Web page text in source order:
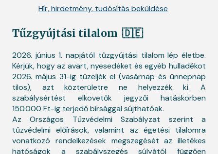
Hír, hirdetmény, tudósítás beküldése
Tűzgyújtási tilalom 🇩🇪
2026. június 1. napjától tűzgyújtási tilalom lép életbe.
Kérjük, hogy az avart, nyesedéket és egyéb hulladékot
2026. május 31-ig tüzeljék el (vasárnap és ünnepnap
tilos), azt közterületre ne helyezzék ki. A
szabálysértést elkövetők jegyzői hatáskörben
150.000 Ft-ig terjedő bírsággal sújthatóak.
Az Országos Tűzvédelmi Szabályzat szerint a
tűzvédelmi előírások, valamint az égetési tilalomra
vonatkozó rendelkezések megszegését az illetékes
hatóságok a szabályszegés súlyától függően